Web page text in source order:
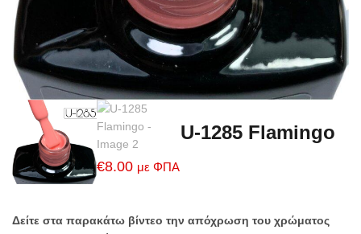
U-1285 Flamingo
€8.00 με ΦΠΑ
Δείτε στα παρακάτω βίντεο την απόχρωση του χρώματος